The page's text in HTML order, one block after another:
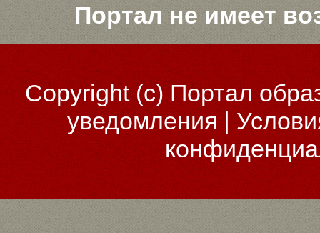
Портал не имеет
Copyright (c)Портал
уведомления |